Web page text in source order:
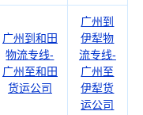
广州到和田
物流专线-
广州至和田
货运公司
广州到
伊犁物
流专线-
广州至
伊犁货
运公司